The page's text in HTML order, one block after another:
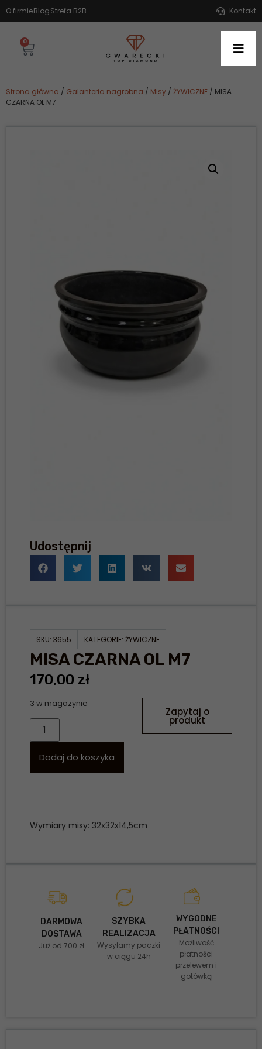
O firmieBlogStrefa B2B Kontakt
0
Strona główna / Galanteria nagrobna / Misy / ŻYWICZNE / MISA
CZARNA OL M7
Udostępnij
SKU: 3655 KATEGORIE: ŻYWICZNE
MISA CZARNA OL M7
170,00 zł
3 w magazynie
Dodaj do koszyka
Zapytaj o
produkt
Wymiary misy: 32x32x14,5cm
DARMOWA
DOSTAWA
Już od 700 zł
SZYBKA
REALIZACJA
Wysyłamy paczki
w ciągu 24h
WYGODNE
PŁATNOŚCI
Możliwość
płatności
przelewem i
gotówką